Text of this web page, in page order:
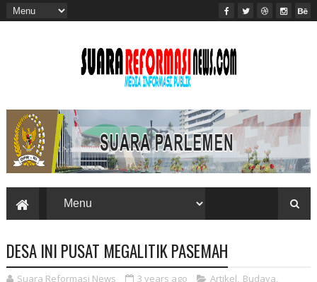
DESA INI PUSAT MEGALITIK PASEMAH
Suara Reformasi News 3 years ago Artikel, Budaya,